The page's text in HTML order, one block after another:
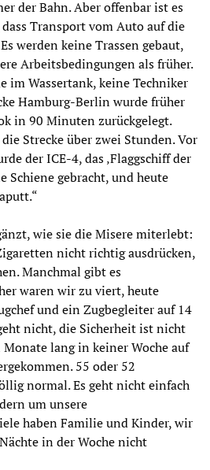
der Bahn. Aber offenbar ist es
Transport vom Auto auf die
werden keine Trassen gebaut,
Arbeitsbedingungen als früher.
im Wassertank, keine Techniker
Hamburg-Berlin wurde früher
in 90 Minuten zurückgelegt.
Strecke über zwei Stunden. Vor
der ICE-4, das ‚Flaggschiff der
Schiene gebracht, und heute
wie sie die Misere miterlebt:
nicht richtig ausdrücken,
Manchmal gibt es
waren wir zu viert, heute
und ein Zugbegleiter auf 14
nicht, die Sicherheit ist nicht
lang in keiner Woche auf
55 oder 52
normal. Es geht nicht einfach
um unsere
haben Familie und Kinder, wir
in der Woche nicht